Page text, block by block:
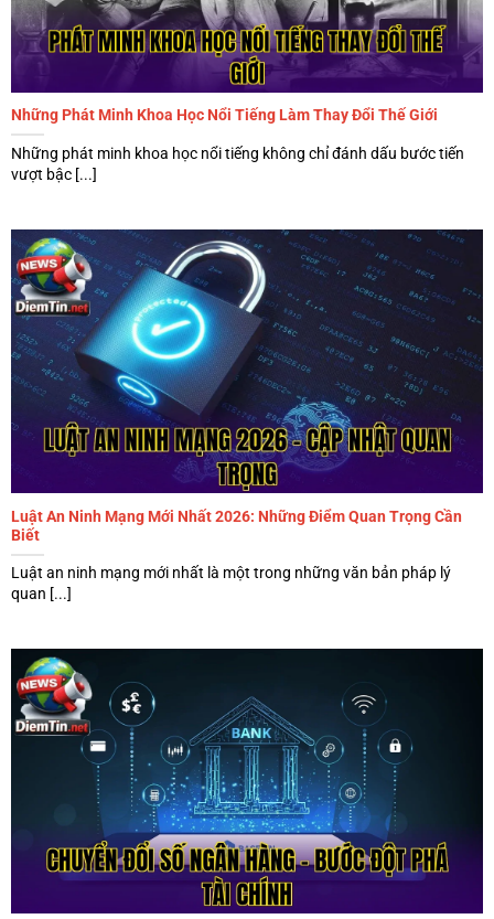
Không cần biến mình thành người lúc nào cũng dán
mắt vào màn hình, bạn vẫn có thể nắm bắt sự kiện nổi
bật nếu sở hữu phương pháp đọc phù hợp. Khi cập
nhật có chọn lọc, mỗi bản tin đi qua sẽ để lại giá trị rõ
ràng thay vì chỉ tạo cảm giác bận rộn tức thời. Đó mới
là cách biến thông tin mỗi ngày thành công cụ giúp
bạn sống chủ động, hiểu sâu và phản ứng thông minh
hơn.
Những Phát Minh Khoa Học Nổi Tiếng Làm Thay Đổi Thế Giới
Những phát minh khoa học nổi tiếng không chỉ đánh dấu bước tiến
vượt bậc [...]
Luật An Ninh Mạng Mới Nhất 2026: Những Điểm Quan Trọng Cần
Biết
Luật an ninh mạng mới nhất là một trong những văn bản pháp lý
quan [...]